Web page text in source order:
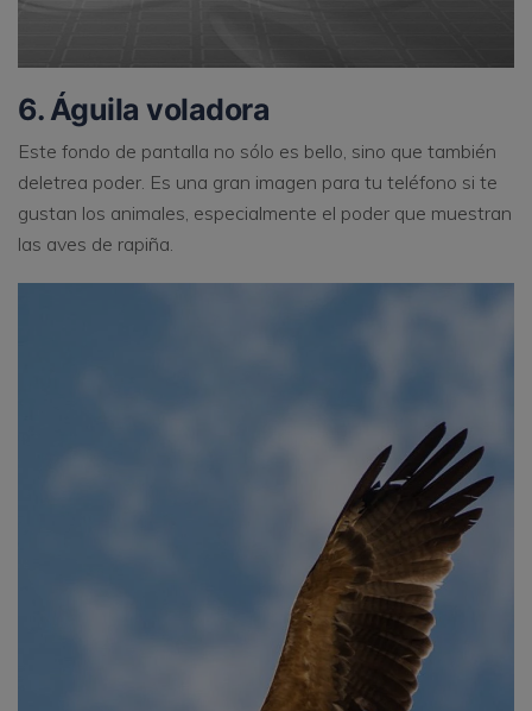
6. Águila voladora
Este fondo de pantalla no sólo es bello, sino que también
deletrea poder. Es una gran imagen para tu teléfono si te
gustan los animales, especialmente el poder que muestran
las aves de rapiña.